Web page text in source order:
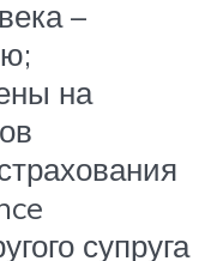
–
на
супруга